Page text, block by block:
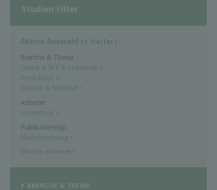
Studien Filter
Aktive Auswahl ( 1 Treffer )
Branche & Thema
Online & IKT & Elektronik ×
Produktion ×
Verkehr & Mobilität ×
Anbieter
Lünendonk ×
Publikationstyp
Marktforschung ×
BRANCHE & THEMA